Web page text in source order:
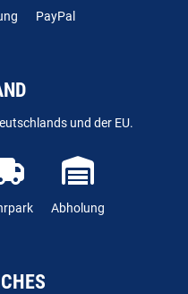
PayPal
und der EU.
Abholung